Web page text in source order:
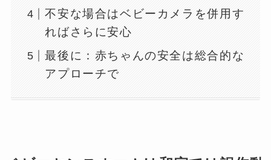
不安な場合はベビーカメラを併用す
ればさらに安心
最後に：赤ちゃんの安全は総合的な
アプローチで